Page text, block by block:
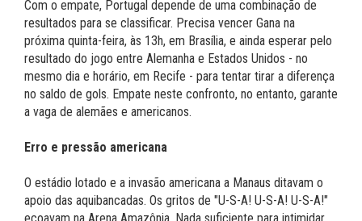
Com o empate, Portugal depende de uma combinação de
resultados para se classificar. Precisa vencer Gana na
próxima quinta-feira, às 13h, em Brasília, e ainda esperar pelo
resultado do jogo entre Alemanha e Estados Unidos - no
mesmo dia e horário, em Recife - para tentar tirar a diferença
no saldo de gols. Empate neste confronto, no entanto, garante
a vaga de alemães e americanos.
Erro e pressão americana
O estádio lotado e a invasão americana a Manaus ditavam o
apoio das aquibancadas. Os gritos de "U-S-A! U-S-A! U-S-A!"